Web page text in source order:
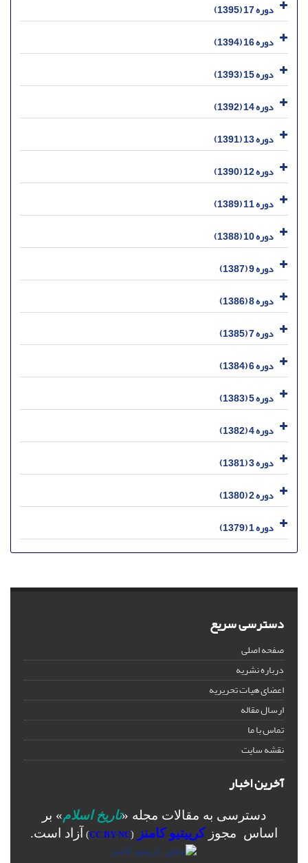
دوره 17 (1395)
دوره 16 (1394)
دوره 15 (1393)
دوره 14 (1392)
دوره 13 (1391)
دوره 12 (1390)
دوره 11 (1389)
دوره 10 (1388)
دوره 9 (1387)
دوره 8 (1386)
دوره 7 (1385)
دوره 6 (1384)
دوره 5 (1383)
دوره 4 (1382)
دوره 3 (1381)
دوره 2 (1380)
دوره 1 (1379)
دسترسی سریع
صفحه اصلی
درباره نشریه
اعضای هیات تحریریه
ارسال مقاله
تماس با ما
نقشه سایت
آخرین اخبار
دسترسی به مقالات مجله «تاریخ اسلام» بر
اساس مجوزکرییتیو کامنز (
CC BY-NC
) آزاد است.